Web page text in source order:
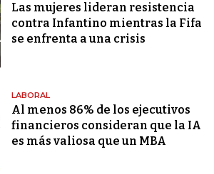
Las mujeres lideran resistencia
contra Infantino mientras la Fifa
se enfrenta a una crisis
LABORAL
Al menos 86% de los ejecutivos
financieros consideran que la IA
es más valiosa que un MBA